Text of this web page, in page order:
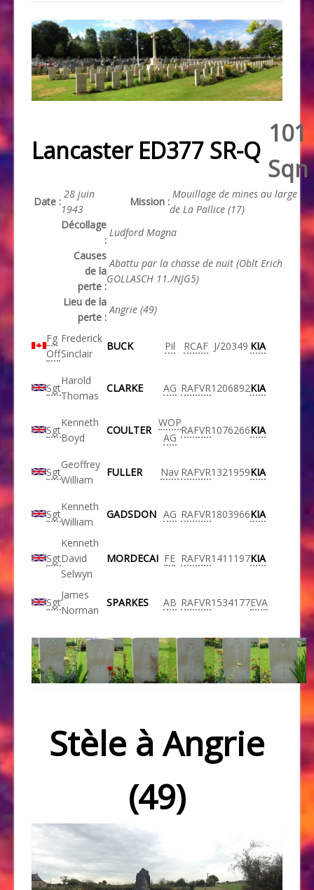
Lancaster ED377 SR-Q
101
Sqn
Date :
28 juin
1943
Mission :
Mouillage de mines au large
de La Pallice (17)
Décollage
:
Ludford Magna
Causes
de la
perte :
Abattu par la chasse de nuit (Oblt Erich
GOLLASCH 11./NJG5)
Lieu de la
perte :
Angrie (49)
Fg
Off
Frederick
Sinclair
BUCK Pil RCAF J/20349 KIA
Sgt
Harold
Thomas
CLARKE AG RAFVR1206892KIA
Sgt
Kenneth
Boyd
COULTER
WOP
AG
RAFVR1076266KIA
Sgt
Geoffrey
William
FULLER Nav RAFVR1321959KIA
Sgt
Kenneth
William
GADSDON AG RAFVR1803966KIA
Sgt
Kenneth
David
Selwyn
MORDECAI FE RAFVR1411197KIA
Sgt
James
Norman
SPARKES AB RAFVR1534177EVA
Stèle à Angrie
(49)